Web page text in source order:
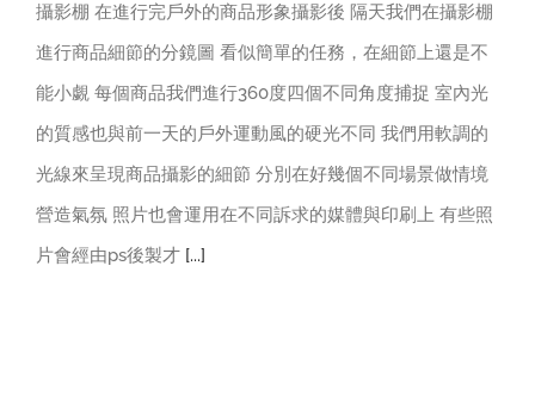
攝影棚 在進行完戶外的商品形象攝影後 隔天我們在攝影棚
進行商品細節的分鏡圖 看似簡單的任務，在細節上還是不
能小覷 每個商品我們進行360度四個不同角度捕捉 室內光
的質感也與前一天的戶外運動風的硬光不同 我們用軟調的
光線來呈現商品攝影的細節 分別在好幾個不同場景做情境
營造氣氛 照片也會運用在不同訴求的媒體與印刷上 有些照
片會經由ps後製才 [...]